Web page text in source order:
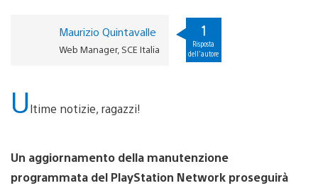
Maurizio Quintavalle
Web Manager, SCE Italia
1
Risposta
dell'autore
Ultime notizie, ragazzi!
Un aggiornamento della manutenzione
programmata del PlayStation Network proseguirà